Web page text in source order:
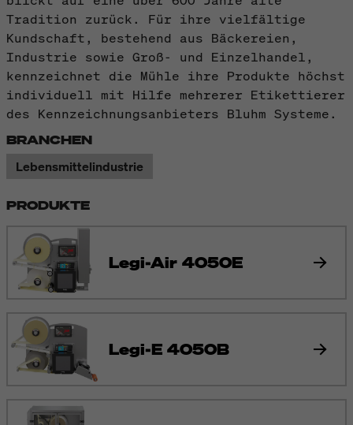
Tradition zurück. Für ihre vielfältige
Kundschaft, bestehend aus Bäckereien,
Industrie sowie Groß- und Einzelhandel,
kennzeichnet die Mühle ihre Produkte höchst
individuell mit Hilfe mehrerer Etikettierer
des Kennzeichnungsanbieters Bluhm Systeme.
BRANCHEN
Lebensmittelindustrie
PRODUKTE
Legi-Air 4050E
Legi-E 4050B